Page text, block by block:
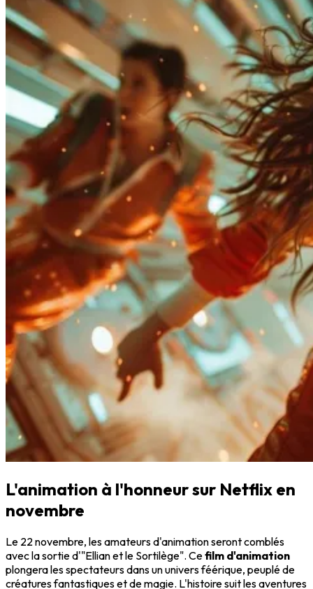
L'animation à l'honneur sur Netflix en
novembre
Le 22 novembre, les amateurs d'animation seront comblés
avec la sortie d'"Ellian et le Sortilège". Cefilm d'animation
plongera les spectateurs dans un univers féérique, peuplé de
créatures fantastiques et de magie. L'histoire suit les aventures